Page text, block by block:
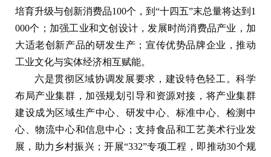
培育升级与创新消费品100个，到“十四五”末总量将达到1
000个；加强工业和文创设计，发展时尚消费品产业，加
大适老创新产品的研发生产；宣传优势品牌企业，推动
工业文化与实体经济相互赋能。
六是贯彻区域协调发展要求，建设特色轻工。科学
布局产业集群，加强规划引导和资源对接，将产业集群
建设成为区域生产中心、研发中心、标准中心、检测中
心、物流中心和信息中心；支持食品和工艺美术行业发
展，助力乡村振兴；开展“332”专项工程，即推动30个规